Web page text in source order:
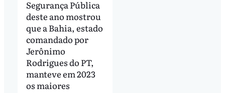
Segurança Pública
deste ano mostrou
que a Bahia, estado
comandado por
Jerônimo
Rodrigues do PT,
manteve em 2023
os maiores